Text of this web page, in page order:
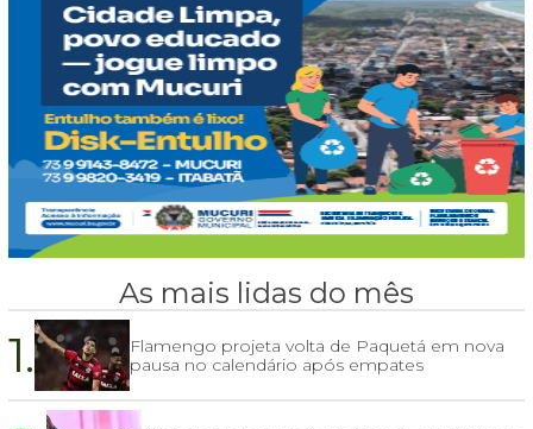
As mais lidas do mês
1.
Flamengo projeta volta de Paquetá em nova
pausa no calendário após empates